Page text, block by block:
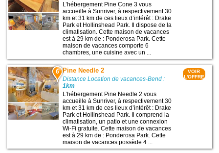
L’hébergement Pine Cone 3 vous
accueille à Sunriver, à respectivement 30
km et 31 km de ces lieux d’intérêt : Drake
Park et Hollinshead Park. Il dispose de la
climatisation. Cette maison de vacances
est à 29 km de : Ponderosa Park. Cette
maison de vacances comporte 6
chambres, une cuisine avec un ...
6 Pine Needle 2
Distance Location de vacances-Bend :
1km
L’hébergement Pine Needle 2 vous
accueille à Sunriver, à respectivement 30
km et 31 km de ces lieux d’intérêt : Drake
Park et Hollinshead Park. Il comprend la
climatisation, un patio et une connexion
Wi-Fi gratuite. Cette maison de vacances
est à 29 km de : Ponderosa Park. Cette
maison de vacances possède 4 ...
VOIR
L'OFFRE